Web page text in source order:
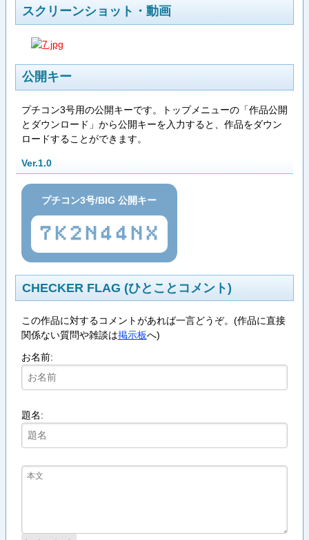
スクリーンショット・動画
公開キー
プチコン3号用の公開キーです。トップメニューの「作品公開
とダウンロード」から公開キーを入力すると、作品をダウン
ロードすることができます。
Ver.1.0
プチコン3号/BIG 公開キー
7K2N44NX
CHECKER FLAG (ひとことコメント)
この作品に対するコメントがあれば一言どうぞ。(作品に直接
関係ない質問や雑談は掲示板へ)
お名前:
題名: